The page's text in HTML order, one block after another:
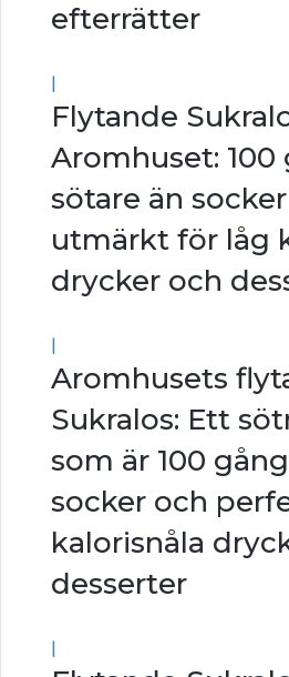
efterrätter
|
Flytande
Aromhuset: 100
sötare än
utmärkt för låg
drycker och
|
Aromhusets
Sukralos: Ett
som är 100
socker och
kalorisnåla
desserter
|